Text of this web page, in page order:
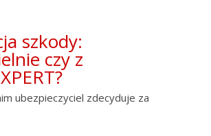
szkody:
czy z
ubezpieczyciel zdecyduje za